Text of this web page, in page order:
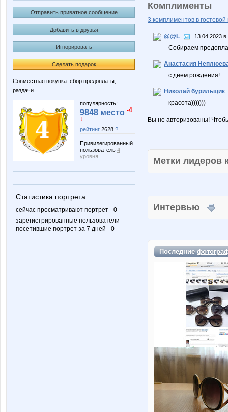
Отправить приватное сообщение
Добавить в друзья
Игнорировать
Сделать подарок
Совместная покупка: сбор предоплаты,
раздачи
популярность:
9848 место -4
↓
рейтинг 2628 ?
Привилегированный
пользователь 4
уровня
Статистика портрета:
сейчас просматривают портрет - 0
зарегистрированные пользователи
посетившие портрет за 7 дней - 0
Комплименты
3 комплиментов в гостевой
@@L 13.04.2023 в
Собираем
Анастасия
с днем рождения!
Николай бурильщик
красота)))))))
Вы не авторизованы!
Метки
Интервью
Последние